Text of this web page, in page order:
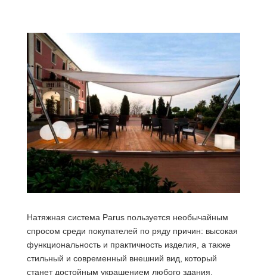
Натяжная система Parus пользуется необычайным
спросом среди покупателей по ряду причин: высокая
функциональность и практичность изделия, а также
стильный и современный внешний вид, который
станет достойным украшением любого здания.